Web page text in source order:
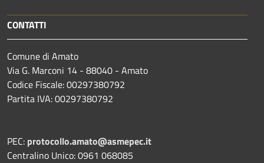
CONTATTI
Comune di Amato
Via G. Marconi 14 - 88040 - Amato
Codice Fiscale: 00297380792
Partita IVA: 00297380792
PEC: protocollo.amato@asmepec.it
Centralino Unico: 0961 068085